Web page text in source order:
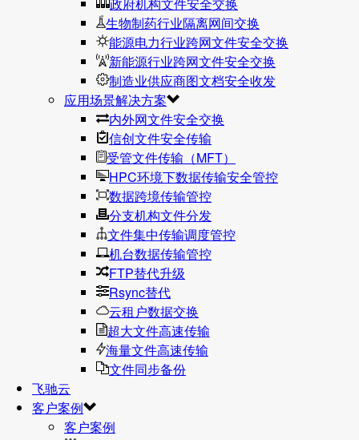
生物制药行业隔离网间交换
能源电力行业跨网文件安全交换
新能源行业跨网文件安全交换
制造业供应商图文档安全收发
应用场景解决方案
内外网文件安全交换
信创文件安全传输
受管文件传输（MFT）
HPC环境下数据传输安全管控
数据跨境传输管控
分支机构文件分发
文件集中传输调度管控
机台数据传输管控
FTP替代升级
Rsync替代
云租户数据交换
超大文件高速传输
海量文件高速传输
文件同步备份
飞驰云
客户案例
客户案例